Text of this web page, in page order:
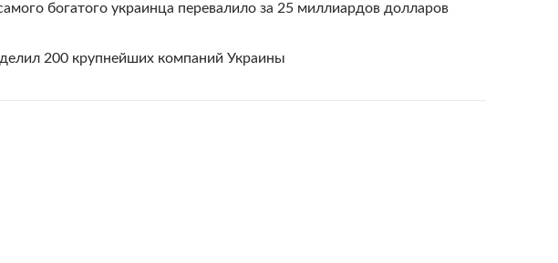
богатого украинца перевалило за 25 миллиардов долларов
200 крупнейших компаний Украины